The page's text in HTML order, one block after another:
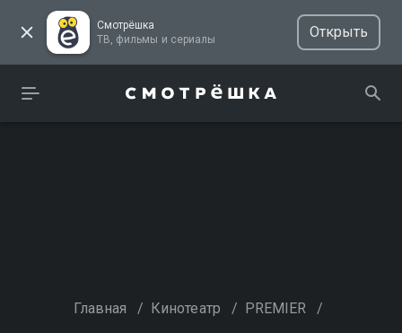
Смотрёшка
ТВ, фильмы и сериалы
Открыть
Главная / Кинотеатр / PREMIER /